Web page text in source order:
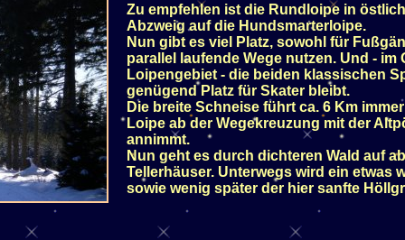
Zu empfehlen ist die Rundloipe in
Abzweig auf die Hundsmarterloipe.
Nun gibt es viel Platz, sowohl für
parallel laufende Wege nutzen. Und -
Loipengebiet - die beiden klassischen
genügend Platz für Skater bleibt.
Die breite Schneise führt ca. 6 Km
Loipe ab der Wegekreuzung mit der
annimmt.
Nun geht es durch dichteren Wald auf
Tellerhäuser. Unterwegs wird ein etwas
sowie wenig später der hier sanfte